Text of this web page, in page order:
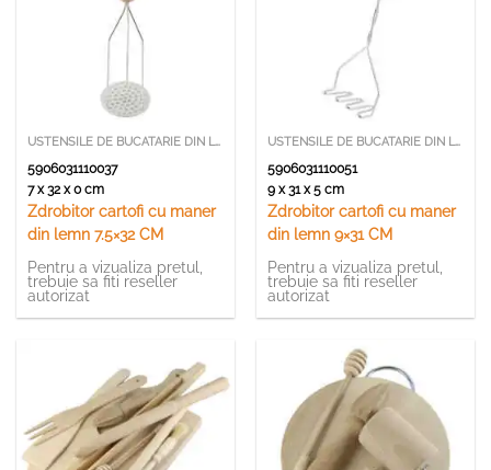
USTENSILE DE BUCATARIE DIN LEMN SI BAMBUS
5906031110037
7 x 32 x 0 cm
Zdrobitor cartofi cu maner
din lemn 7.5×32 CM
Pentru a vizualiza pretul,
trebuie sa fiti reseller
autorizat
USTENSILE DE BUCATARIE DIN LEMN SI BAMBUS
5906031110051
9 x 31 x 5 cm
Zdrobitor cartofi cu maner
din lemn 9×31 CM
Pentru a vizualiza pretul,
trebuie sa fiti reseller
autorizat